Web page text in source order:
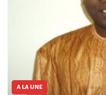
A LA UNE